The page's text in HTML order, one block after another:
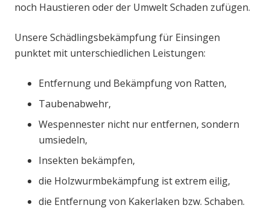
noch Haustieren oder der Umwelt Schaden zufügen.
Unsere Schädlingsbekämpfung für Einsingen
punktet mit unterschiedlichen Leistungen:
Entfernung und Bekämpfung von Ratten,
Taubenabwehr,
Wespennester nicht nur entfernen, sondern
umsiedeln,
Insekten bekämpfen,
die Holzwurmbekämpfung ist extrem eilig,
die Entfernung von Kakerlaken bzw. Schaben.